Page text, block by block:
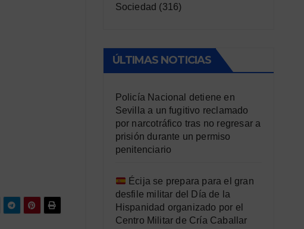
Sociedad (316)
ÚLTIMAS NOTICIAS
Policía Nacional detiene en
Sevilla a un fugitivo reclamado
por narcotráfico tras no regresar a
prisión durante un permiso
penitenciario
Écija se prepara para el gran
desfile militar del Día de la
Hispanidad organizado por el
Centro Militar de Cría Caballar